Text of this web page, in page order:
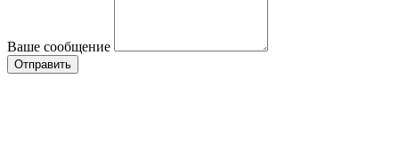
Ваше сообщение